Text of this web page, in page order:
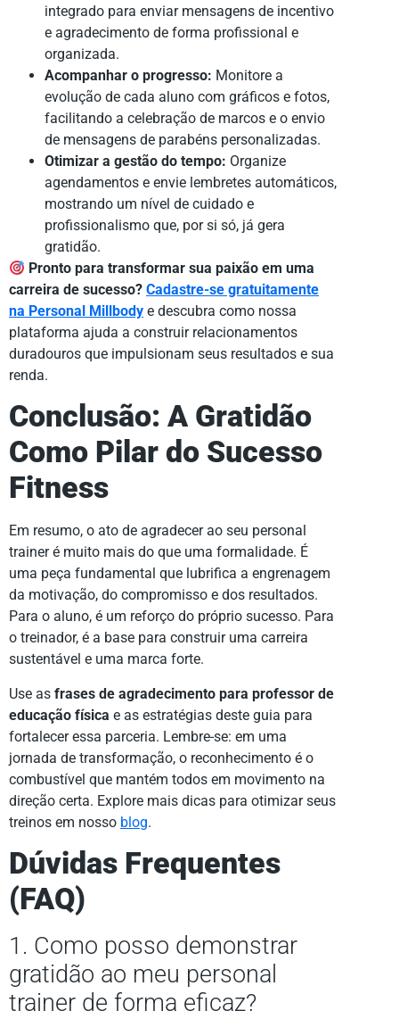
integrado para enviar mensagens de incentivo
e agradecimento de forma profissional e
organizada.
Acompanhar o progresso: Monitore a
evolução de cada aluno com gráficos e fotos,
facilitando a celebração de marcos e o envio
de mensagens de parabéns personalizadas.
Otimizar a gestão do tempo: Organize
agendamentos e envie lembretes automáticos,
mostrando um nível de cuidado e
profissionalismo que, por si só, já gera
gratidão.
Pronto para transformar sua paixão em uma
carreira de sucesso? Cadastre-se gratuitamente
na Personal Millbody e descubra como nossa
plataforma ajuda a construir relacionamentos
duradouros que impulsionam seus resultados e sua
renda.
Conclusão: A Gratidão
Como Pilar do Sucesso
Fitness
Em resumo, o ato de agradecer ao seu personal
trainer é muito mais do que uma formalidade. É
uma peça fundamental que lubrifica a engrenagem
da motivação, do compromisso e dos resultados.
Para o aluno, é um reforço do próprio sucesso. Para
o treinador, é a base para construir uma carreira
sustentável e uma marca forte.
Use as frases de agradecimento para professor de
educação física e as estratégias deste guia para
fortalecer essa parceria. Lembre-se: em uma
jornada de transformação, o reconhecimento é o
combustível que mantém todos em movimento na
direção certa. Explore mais dicas para otimizar seus
treinos em nosso blog.
Dúvidas Frequentes
(FAQ)
1. Como posso demonstrar
gratidão ao meu personal
trainer de forma eficaz?